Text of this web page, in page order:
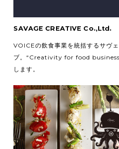
SAVAGE CREATIVE Co.,Ltd.
VOICEの飲食事業を統括するサヴ
ブ。“Creativity for food
します。